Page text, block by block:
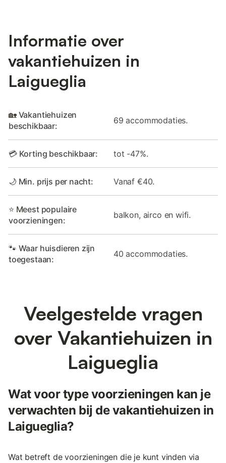
Informatie over
vakantiehuizen in
Laigueglia
🏡 Vakantiehuizen
beschikbaar:
69 accommodaties.
💳 Korting beschikbaar: tot -47%.
🌙 Min. prijs per nacht: Vanaf €40.
⭐ Meest populaire
voorzieningen:
balkon, airco en wifi.
🐾 Waar huisdieren zijn
toegestaan:
40 accommodaties.
Veelgestelde vragen
over Vakantiehuizen in
Laigueglia
Wat voor type voorzieningen kan je
verwachten bij de vakantiehuizen in
Laigueglia?
Wat betreft de voorzieningen die je kunt vinden via